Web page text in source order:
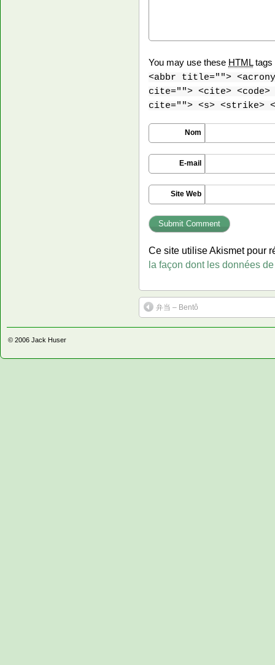
You may use these HTMLtags
<abbr title="">
cite=""> <cite> <code>
cite=""> <s> <strike>
Nom
E-mail
Site Web
Ce site utilise Akismet pour
la façon dont les données
弁当 – Bentô
© 2006 Jack Huser